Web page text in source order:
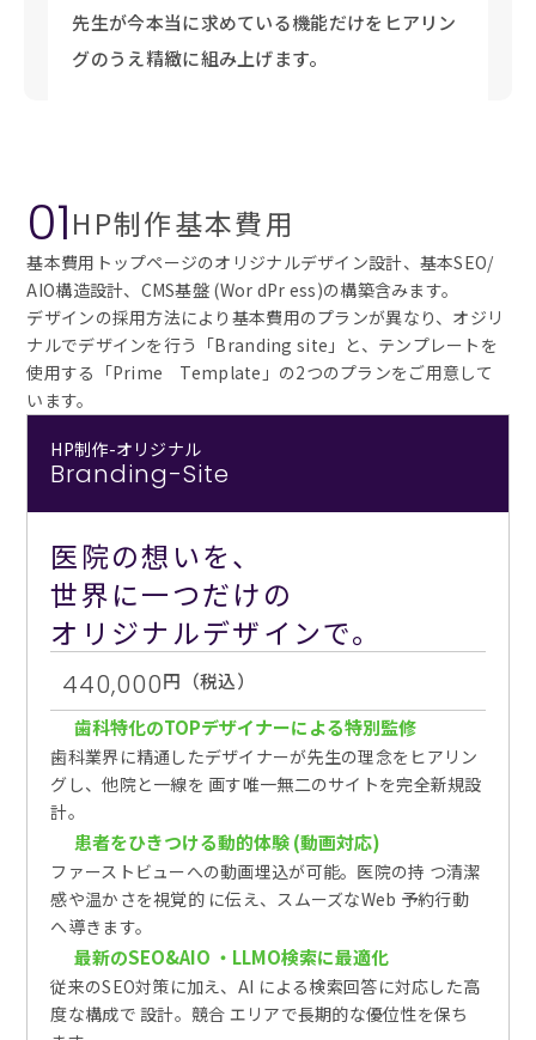
先生が今本当に求めている機能だけをヒアリン
グのうえ精緻に組み上げます。
01HP制作基本費用
基本費用トップページのオリジナルデザイン設計、基本SEO/
AIO構造設計、CMS基盤 (Wor dPr ess)の構築含みます。
デザインの採用方法により基本費用のプランが異なり、オジリ
ナルでデザインを行う「Branding site」と、テンプレートを
使用する「Prime　Template」の2つのプランをご用意して
います。
HP制作-オリジナル
Branding-Site
医院の想いを、
世界に一つだけの
オリジナルデザインで。
440,000円（税込）
歯科特化のTOPデザイナーによる特別監修
歯科業界に精通したデザイナーが先生の理念をヒアリン
グし、他院と一線を 画す唯一無二のサイトを完全新規設
計。
患者をひきつける動的体験 (動画対応)
ファーストビューへの動画埋込が可能。医院の持 つ清潔
感や温かさを視覚的 に伝え、スムーズなWeb 予約行動
へ導きます。
最新のSEO&AIO ・LLMO検索に最適化
従来のSEO対策に加え、AI による検索回答に対応した高
度な構成で 設計。競合 エリアで長期的な優位性を保ち